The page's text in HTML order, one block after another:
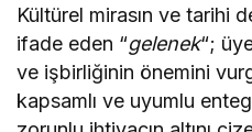
Kültürel mirasın ve tarihi
ifade eden “gelenek“;
ve işbirliğinin önemini
kapsamlı ve uyumlu